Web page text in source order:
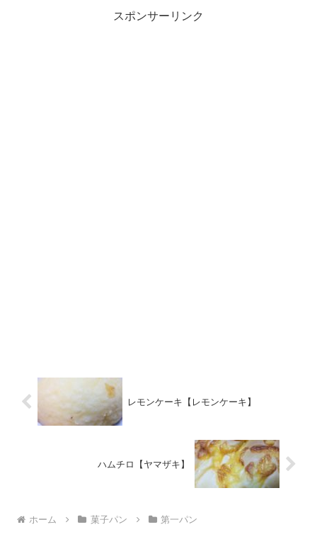
スポンサーリンク
レモンケーキ【レモンケーキ】
ハムチロ【ヤマザキ】
ホーム 菓子パン 第一パン